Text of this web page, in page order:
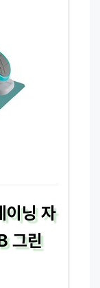
이닝 자
그린